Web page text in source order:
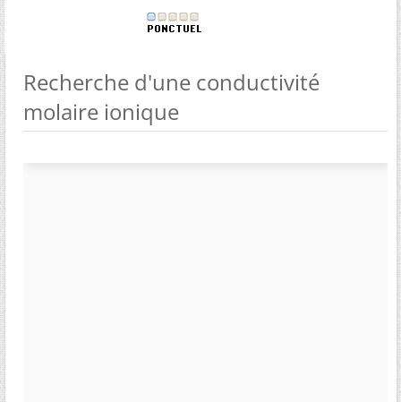
Recherche d'une conductivité
molaire ionique